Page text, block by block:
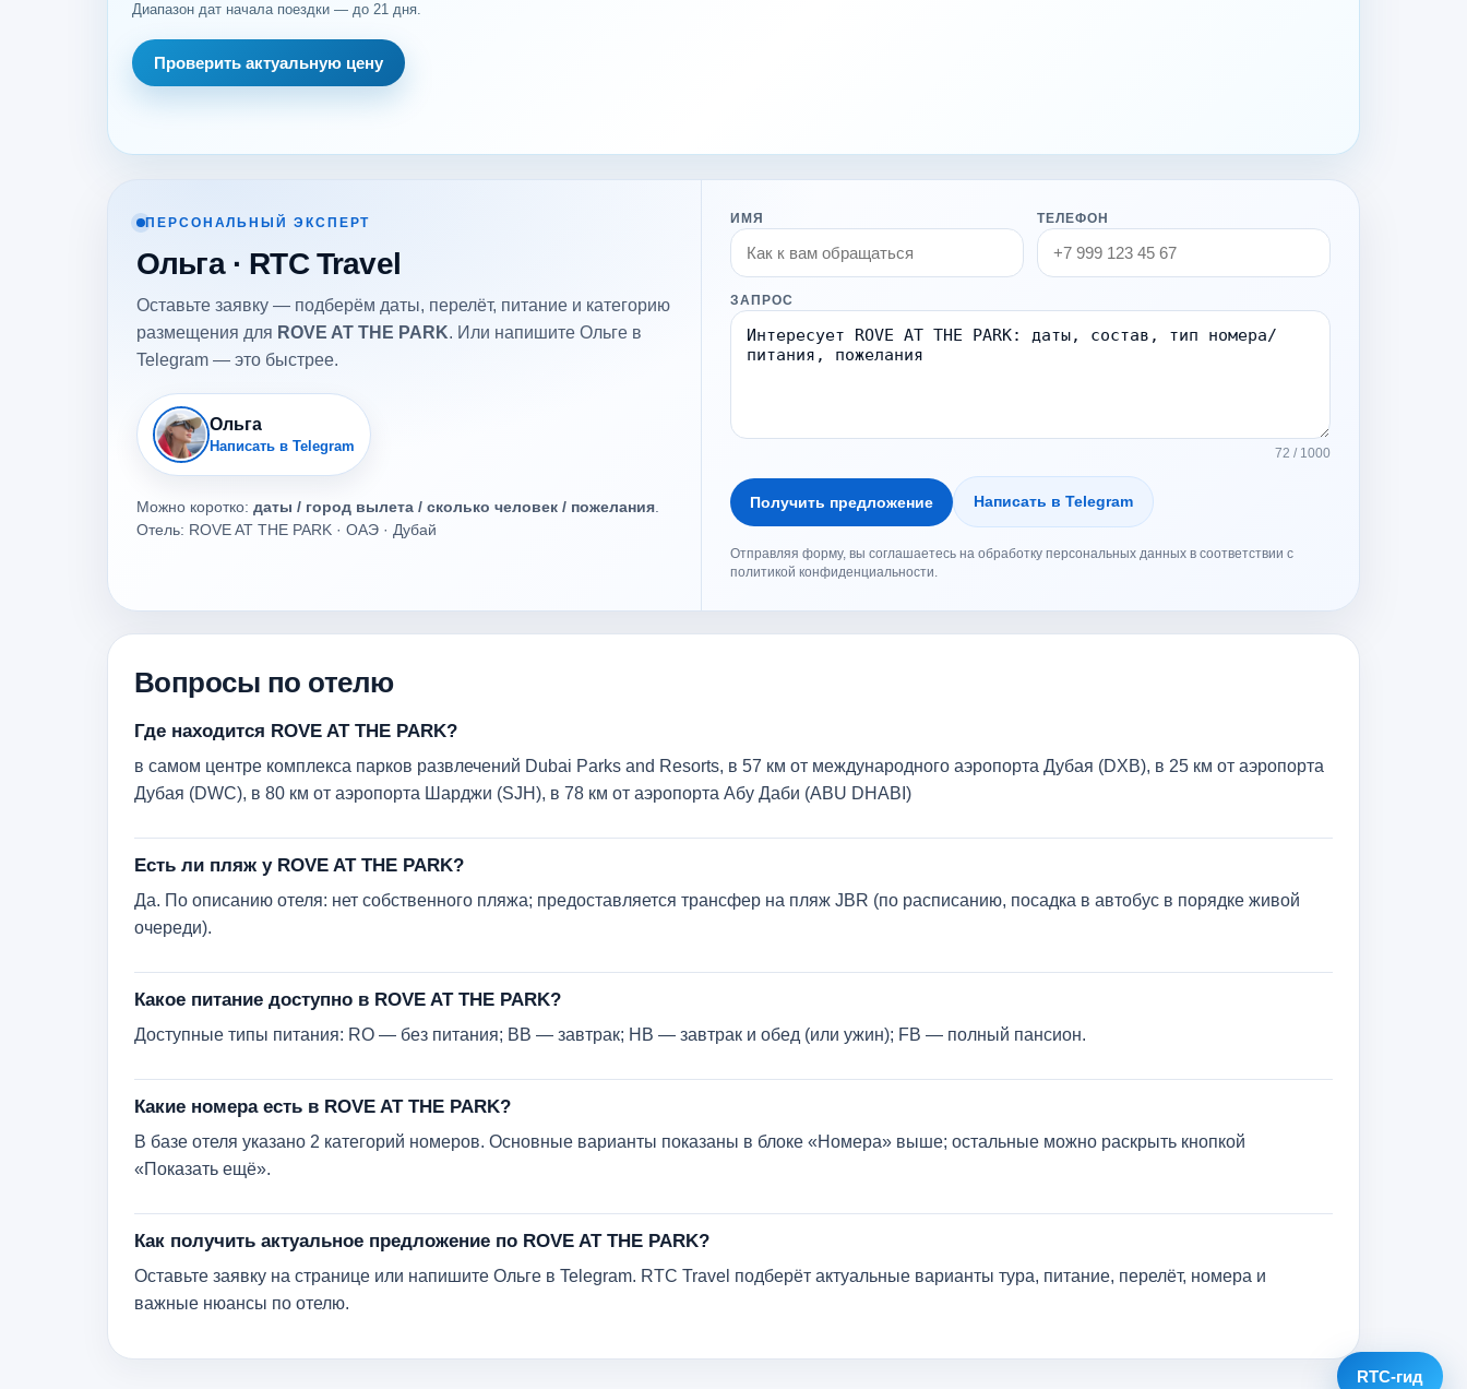
Диапазон дат начала поездки — до 21 дня.
Проверить актуальную цену
ПЕРСОНАЛЬНЫЙ ЭКСПЕРТ
Ольга · RTC Travel
Оставьте заявку — подберём даты, перелёт, питание и категорию
размещения для ROVE AT THE PARK. Или напишите Ольге в
Telegram — это быстрее.
Ольга
Написать в Telegram
Можно коротко: даты / город вылета / сколько человек / пожелания
Отель: ROVE AT THE PARK · ОАЭ · Дубай
ИМЯ ТЕЛЕФОН
ЗАПРОС
72 / 1000
Получить предложение Написать в Telegram
Отправляя форму, вы соглашаетесь на обработку персональных данных в соответствии с
политикой конфиденциальности.
Вопросы по отелю
Где находится ROVE AT THE PARK?
в самом центре комплекса парков развлечений Dubai Parks and Resorts, в 57 км от международного аэропорта Дубая (DXB), в 25 км от аэропорта
Дубая (DWC), в 80 км от аэропорта Шарджи (SJH), в 78 км от аэропорта Абу Даби (ABU DHABI)
Есть ли пляж у ROVE AT THE PARK?
Да. По описанию отеля: нет собственного пляжа; предоставляется трансфер на пляж JBR (по расписанию, посадка в автобус в порядке живой
очереди).
Какое питание доступно в ROVE AT THE PARK?
Доступные типы питания: RO — без питания; BB — завтрак; HB — завтрак и обед (или ужин); FB — полный пансион.
Какие номера есть в ROVE AT THE PARK?
В базе отеля указано 2 категорий номеров. Основные варианты показаны в блоке «Номера» выше; остальные можно раскрыть кнопкой
«Показать ещё».
Как получить актуальное предложение по ROVE AT THE PARK?
Оставьте заявку на странице или напишите Ольге в Telegram. RTC Travel подберёт актуальные варианты тура, питание, перелёт, номера и
важные нюансы по отелю.
RTC-гид